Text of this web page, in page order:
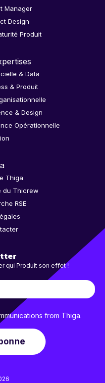
Manager
Design
Produit
& Data
& Produit
& Design
Opérationnelle
Thiga
du Thicrew
RSE
qui Produit son effet !
from Thiga.